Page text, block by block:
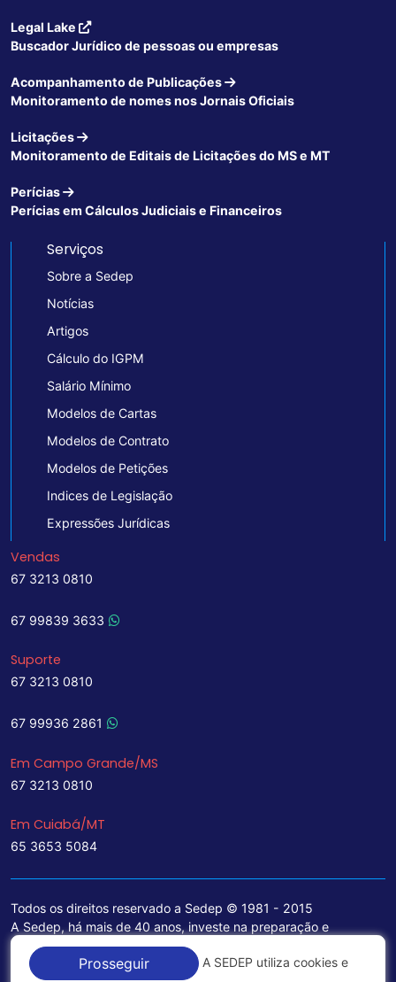
Legal Lake
Buscador Jurídico de pessoas ou empresas
Acompanhamento de Publicações
Monitoramento de nomes nos Jornais Oficiais
Licitações
Monitoramento de Editais de Licitações do MS e MT
Perícias
Perícias em Cálculos Judiciais e Financeiros
Serviços
Sobre a Sedep
Notícias
Artigos
Cálculo do IGPM
Salário Mínimo
Modelos de Cartas
Modelos de Contrato
Modelos de Petições
Indices de Legislação
Expressões Jurídicas
Vendas
67 3213 0810
67 99839 3633
Suporte
67 3213 0810
67 99936 2861
Em Campo Grande/MS
67 3213 0810
Em Cuiabá/MT
65 3653 5084
Todos os direitos reservado a Sedep © 1981 - 2015
A Sedep, há mais de 40 anos, investe na preparação e
treinamento de funcionários e na aquisição de tecnologia de
ponta para a ampliação de seu portfólio de serviços voltados
Prosseguir A SEDEP utiliza cookies e